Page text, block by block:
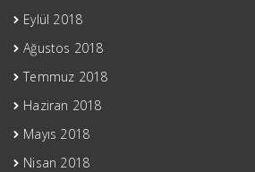
Eylül 2018
Ağustos 2018
Temmuz 2018
Haziran 2018
Mayıs 2018
Nisan 2018